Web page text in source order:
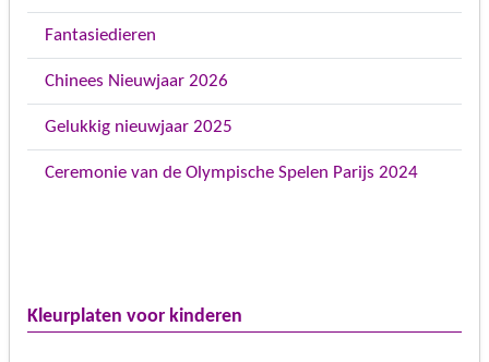
Fantasiedieren
Chinees Nieuwjaar 2026
Gelukkig nieuwjaar 2025
Ceremonie van de Olympische Spelen Parijs 2024
Kleurplaten voor kinderen